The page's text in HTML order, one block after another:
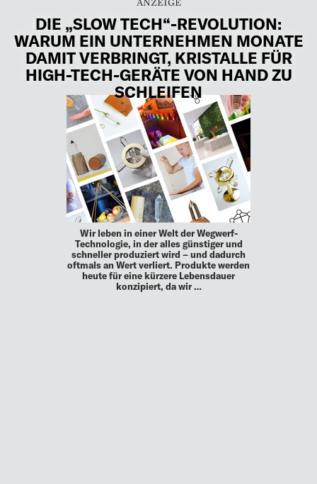
DIE „SLOW TECH“-REVOLUTION:
WARUM EIN UNTERNEHMEN MONATE
DAMIT VERBRINGT, KRISTALLE FÜR
HIGH-TECH-GERÄTE VON HAND ZU
SCHLEIFEN
Wir leben in einer Welt der Wegwerf-
Technologie, in der alles günstiger und
schneller produziert wird – und dadurch
oftmals an Wert verliert. Produkte werden
heute für eine kürzere Lebensdauer
konzipiert, da wir …